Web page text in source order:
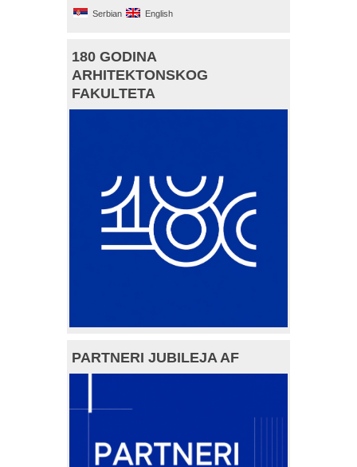
Serbian English
180 GODINA
ARHITEKTONSKOG
FAKULTETA
PARTNERI JUBILEJA AF